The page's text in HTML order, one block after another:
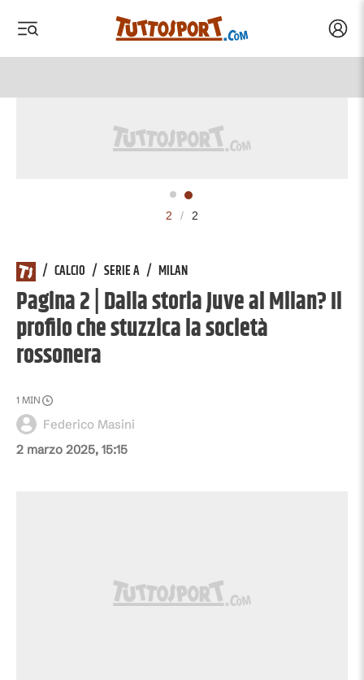
2 / 2
/ CALCIO / SERIE A / MILAN
Pagina 2 | Dalla storia Juve al Milan? Il
profilo che stuzzica la società
rossonera
2 marzo 2025, 15:15
Federico Masini
1 MIN